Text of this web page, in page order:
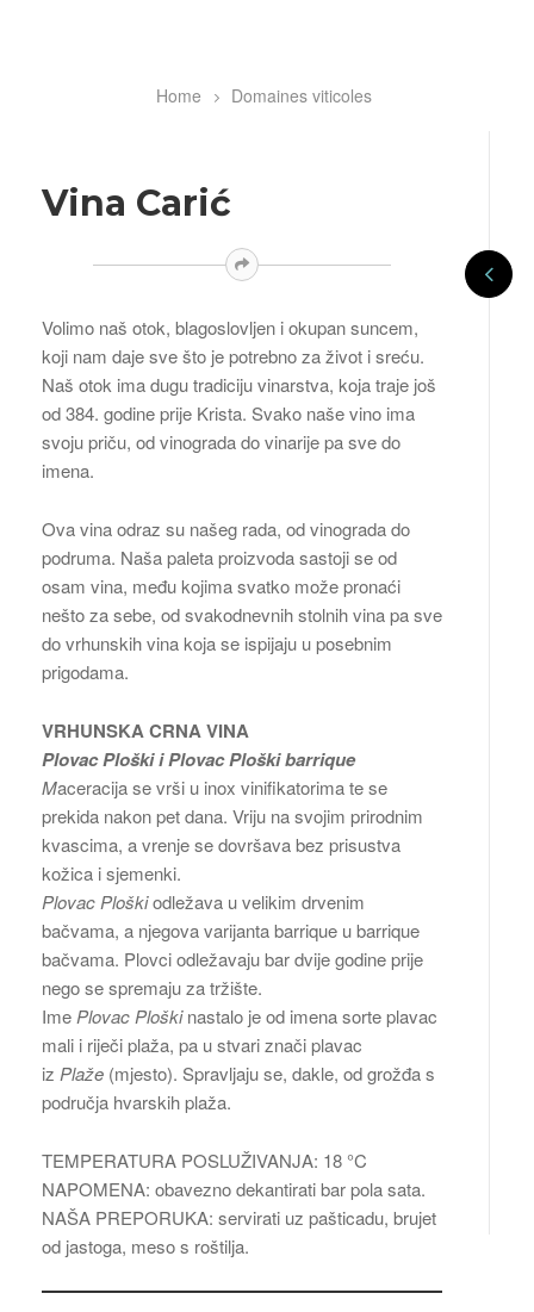
Breadcrumb
Home Domaines viticoles
Vina Carić
Volimo naš otok, blagoslovljen i okupan suncem,
koji nam daje sve što je potrebno za život i sreću.
Naš otok ima dugu tradiciju vinarstva, koja traje još
od 384. godine prije Krista. Svako naše vino ima
svoju priču, od vinograda do vinarije pa sve do
imena.
Ova vina odraz su našeg rada, od vinograda do
podruma. Naša paleta proizvoda sastoji se od
osam vina, među kojima svatko može pronaći
nešto za sebe, od svakodnevnih stolnih vina pa sve
do vrhunskih vina koja se ispijaju u posebnim
prigodama.
VRHUNSKA CRNA VINA
Plovac Ploški i Plovac Ploški barrique
Maceracija se vrši u inox vinifikatorima te se
prekida nakon pet dana. Vriju na svojim prirodnim
kvascima, a vrenje se dovršava bez prisustva
kožica i sjemenki.
Plovac Ploškiodležava u velikim drvenim
bačvama, a njegova varijanta barrique u barrique
bačvama. Plovci odležavaju bar dvije godine prije
nego se spremaju za tržište.
Ime Plovac Ploškinastalo je od imena sorte plavac
mali i riječi plaža, pa u stvari znači plavac
iz Plaže (mjesto). Spravljaju se, dakle, od grožđa s
područja hvarskih plaža.
TEMPERATURA POSLUŽIVANJA: 18 °C
NAPOMENA: obavezno dekantirati bar pola sata.
NAŠA PREPORUKA: servirati uz pašticadu, brujet
od jastoga, meso s roštilja.